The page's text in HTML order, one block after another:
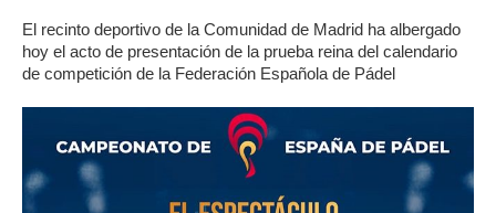
El recinto deportivo de la Comunidad de Madrid ha albergado
hoy el acto de presentación de la prueba reina del calendario
de competición de la Federación Española de Pádel